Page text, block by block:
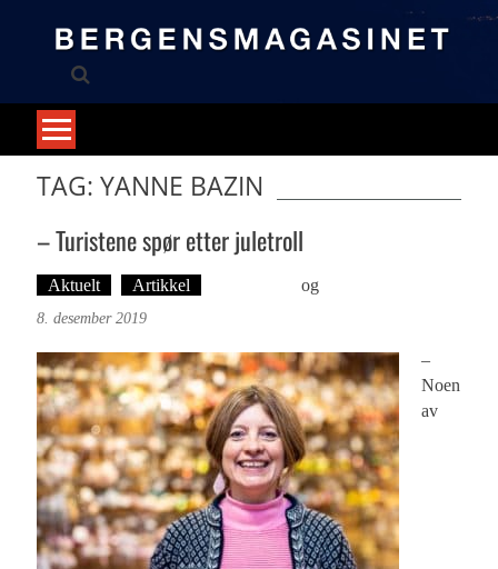
TAG: YANNE BAZIN
– Turistene spør etter juletroll
Aktuelt Artikkel og
8. desember 2019
–
Noen
av